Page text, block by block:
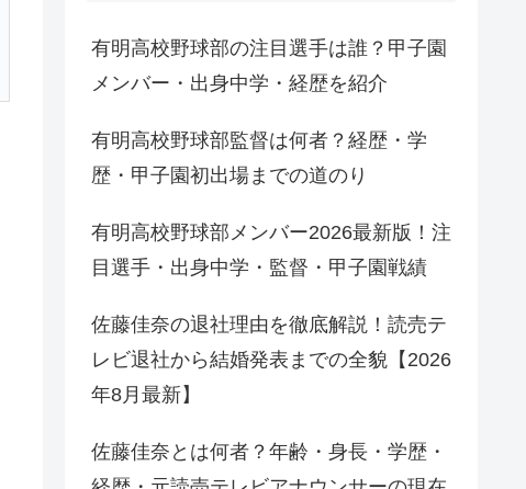
有明高校野球部の注目選手は誰？甲子園
メンバー・出身中学・経歴を紹介
有明高校野球部監督は何者？経歴・学
歴・甲子園初出場までの道のり
有明高校野球部メンバー2026最新版！注
目選手・出身中学・監督・甲子園戦績
佐藤佳奈の退社理由を徹底解説！読売テ
レビ退社から結婚発表までの全貌【2026
年8月最新】
佐藤佳奈とは何者？年齢・身長・学歴・